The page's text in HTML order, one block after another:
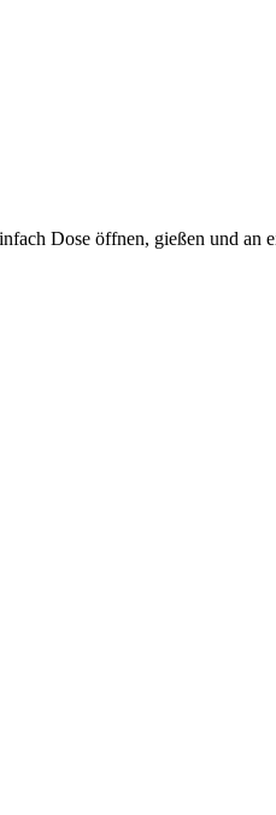
Dose öffnen, gießen und an